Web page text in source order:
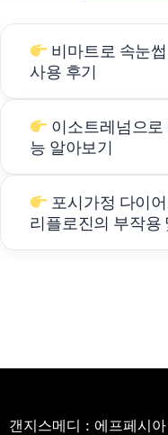
비마트로 속눈
사용 후기
이소트레넘으로
능 알아보기
포시가정 다이
리플로진의 부작용
갠지스메디 : 에프페시